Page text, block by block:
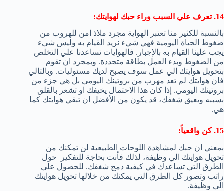
14. تعرف علي السبب وراء حبك لهوايتك:
بالنسبة للكثير منا تعتبر الهواية مجرد ملاذ امن للهروب من
ضغوط الحياة اليومية فهي شيء نريد القيام به وليس شيء
يجب علينا القيام به بالإجبار. فالهوايات تساعدنا علي التخلص
من الضغوط وبدء العمل بطاقة متجددة. وبمجرد ان تقوم
بتحويل هوايتك الي عمل سوف يصبح لديك مسئوليات. وبالتالي
فان هوايتك لم تعد مهرب من بروتينك اليومي بل هي جزء من
بروتينك اليومي. إذا كان هذا الاحتمال يخيفك او تشعر بالقلق
بسببه ويعيق شغفك، قد يكون من الأفضل ان تبقي هوايتك كما
هي.
15. كن واقعياً:
بمعني ان حبك لمشاهدة اللوحات الطبيعية لن تمكنك من
تحويل هوايتك الي وظيفة، لذلك فأنت بحاجة للتفكير حول
الطرق التي تساعدك في كيفية دمج شغفك. للحصول علي
راتب وتصور كل الطرق التي يمكنك من خلالها تحويل هوايتك
الي وظيفة.